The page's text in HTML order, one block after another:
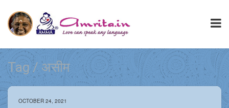
Tag / असीम
OCTOBER 24, 2021